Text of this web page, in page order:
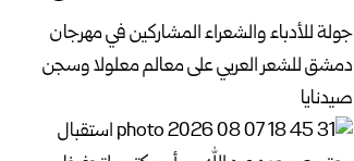
جولة للأدباء والشعراء المشاركين في مهرجان
دمشق للشعر العربي على معالم معلولا وسجن
صيدنايا